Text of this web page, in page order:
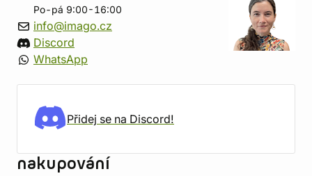
Po-pá 9:00-16:00
info@imago.cz
Discord
WhatsApp
Přidej se na Discord!
nakupování